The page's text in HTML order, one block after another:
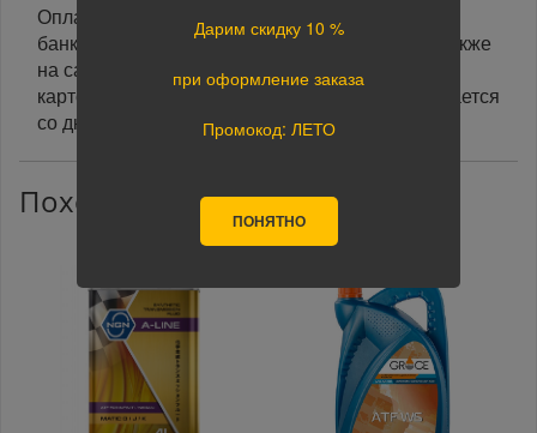
Оплата заказа осуществляется наличными или
банковской картой курьеру при получении, а также
на сайте при оформлении заказа. При оплате
картой на сайте указанный срок доставки считается
со дня поступления оплаты.
Похожие товары
Дарим скидку 10 %
при оформление заказа
Промокод: ЛЕТО
ПОНЯТНО